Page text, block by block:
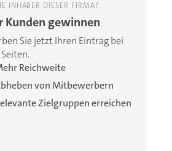
INHABER DIESER FIRMA?
Kunden gewinnen
Sie jetzt Ihren Eintrag bei
Reichweite
von Mitbewerbern
Zielgruppen erreichen